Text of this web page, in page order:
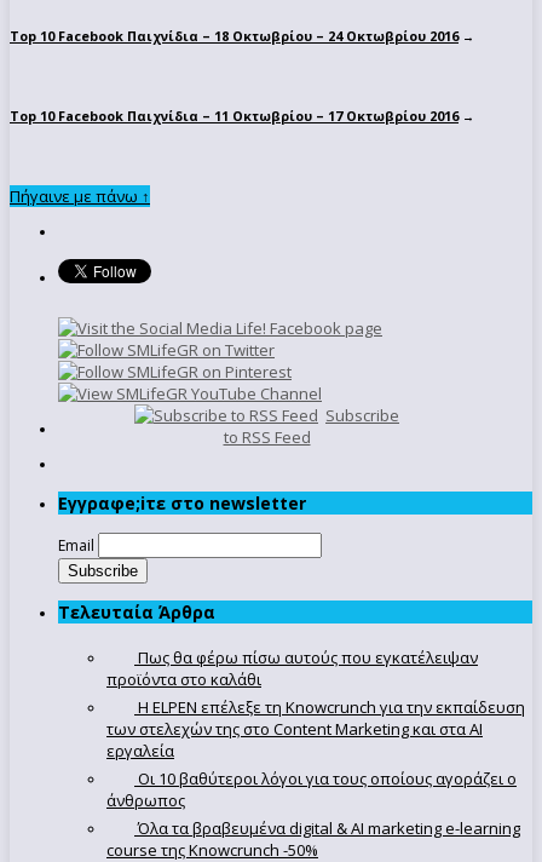
Top 10 Facebook Παιχνίδια – 18 Οκτωβρίου – 24 Οκτωβρίου 2016→
Top 10 Facebook Παιχνίδια – 11 Οκτωβρίου – 17 Οκτωβρίου 2016→
Πήγαινε με πάνω ↑
Subscribe
to RSS Feed
Εγγραφe;iτε στο newsletter
Email
Τελευταία Άρθρα
Πως θα φέρω πίσω αυτούς που εγκατέλειψαν
προϊόντα στο καλάθι
Η ELPEN επέλεξε τη Knowcrunch για την εκπαίδευση
των στελεχών της στο Content Marketing και στα AI
εργαλεία
Οι 10 βαθύτεροι λόγοι για τους οποίους αγοράζει ο
άνθρωπος
Όλα τα βραβευμένα digital & AI marketing e-learning
course της Knowcrunch -50%